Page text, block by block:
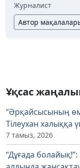
Журналист
Автор
Ұқсас
“Әрқайсысының
Тілеухан халыққа
7 тамыз, 2026
“Дұғада